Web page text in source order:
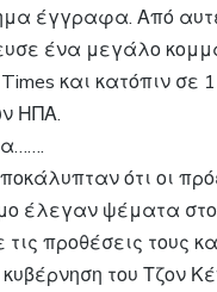
έγγραφα. Από
ένα μεγάλο
και κατόπιν σε
ΗΠΑ.
ότι οι
έλεγαν ψέματα
προθέσεις τους
του Τζον